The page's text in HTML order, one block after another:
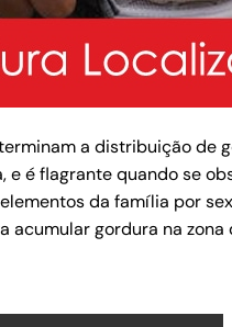
a distribuição de
e é flagrante quando se
da família por
acumular gordura na